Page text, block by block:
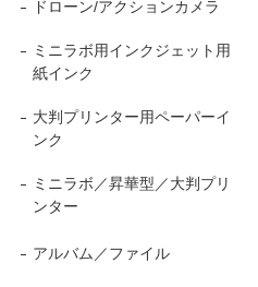
ドローン/アクションカメラ
ミニラボ用インクジェット用
紙インク
大判プリンター用ペーパーイ
ンク
ミニラボ／昇華型／大判プリ
ンター
アルバム／ファイル